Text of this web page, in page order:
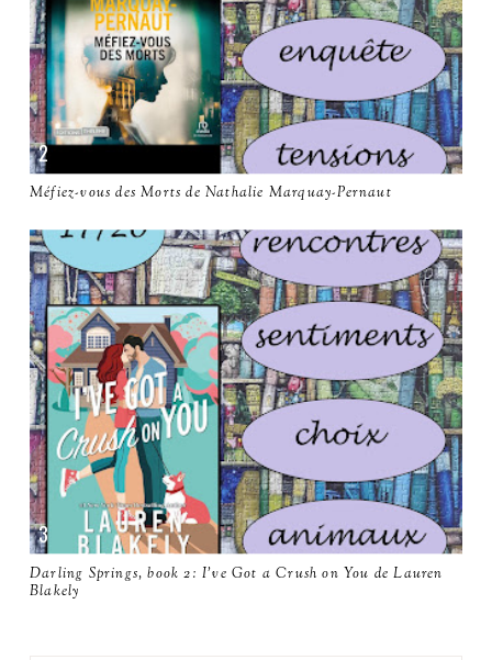
Méfiez-vous des Morts de Nathalie Marquay-Pernaut
Darling Springs, book 2: I've Got a Crush on You de Lauren
Blakely